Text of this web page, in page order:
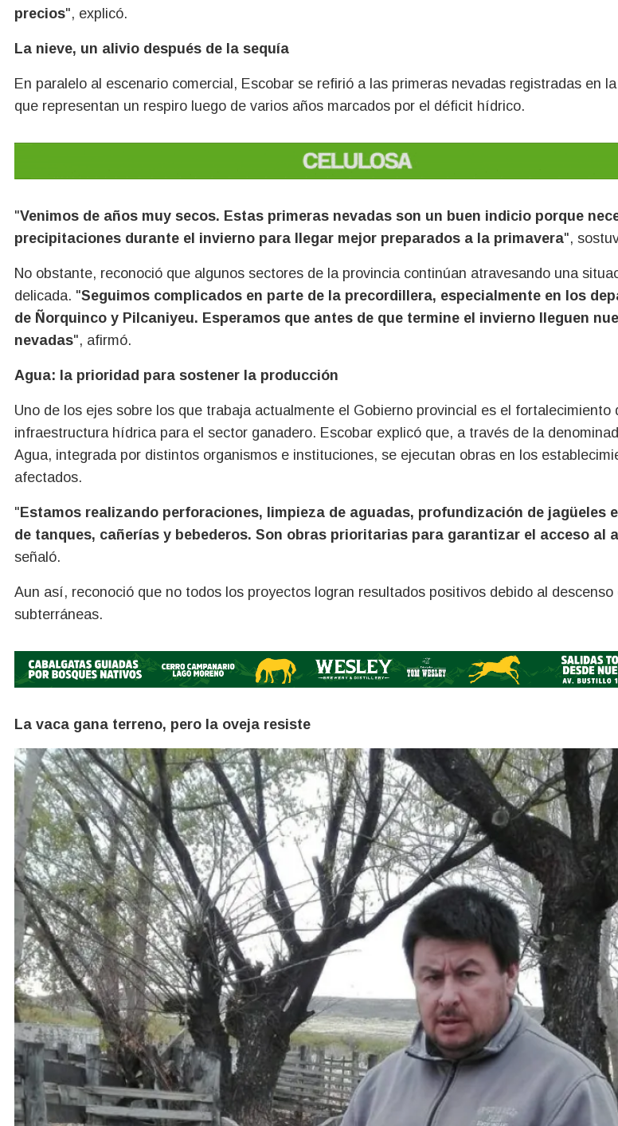
precios", explicó.
La nieve, un alivio después de la sequía
En paralelo al escenario comercial, Escobar se refirió a las primeras nevadas registradas en la
que representan un respiro luego de varios años marcados por el déficit hídrico.
"Venimos de años muy secos. Estas primeras nevadas son un buen indicio porque
precipitaciones durante el invierno para llegar mejor preparados a la primavera",
No obstante, reconoció que algunos sectores de la provincia continúan atravesando una
delicada. "Seguimos complicados en parte de la precordillera, especialmente en los
de Ñorquinco y Pilcaniyeu. Esperamos que antes de que termine el invierno lleguen
nevadas", afirmó.
Agua: la prioridad para sostener la producción
Uno de los ejes sobre los que trabaja actualmente el Gobierno provincial es el fortalecimiento
infraestructura hídrica para el sector ganadero. Escobar explicó que, a través de la
Agua, integrada por distintos organismos e instituciones, se ejecutan obras en los
afectados.
"Estamos realizando perforaciones, limpieza de aguadas, profundización de jagüeles
de tanques, cañerías y bebederos. Son obras prioritarias para garantizar el acceso al
señaló.
Aun así, reconoció que no todos los proyectos logran resultados positivos debido al descenso
subterráneas.
La vaca gana terreno, pero la oveja resiste